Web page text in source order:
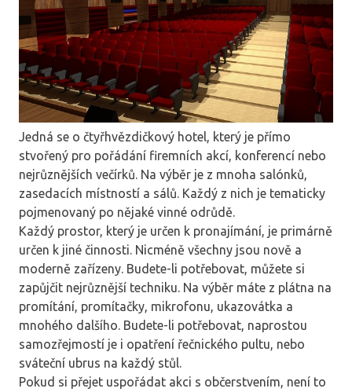
Jedná se o čtyřhvězdičkový hotel, který je přímo
stvořený pro pořádání firemních akcí, konferencí nebo
nejrůznějších večírků. Na výběr je z mnoha salónků,
zasedacích místností a sálů. Každý z nich je tematicky
pojmenovaný po nějaké vinné odrůdě.
Každý prostor, který je určen k pronajímání, je primárně
určen k jiné činnosti. Nicméně všechny jsou nově a
moderně zařízeny. Budete-li potřebovat, můžete si
zapůjčit nejrůznější techniku. Na výběr máte z plátna na
promítání, promítačky, mikrofonu, ukazovátka a
mnohého dalšího. Budete-li potřebovat, naprostou
samozřejmostí je i opatření řečnického pultu, nebo
sváteční ubrus na každý stůl.
Pokud si přejet uspořádat akci s občerstvením, není to